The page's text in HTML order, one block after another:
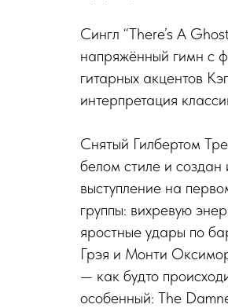
Сингл “There’s A
напряжённый гимн с
гитарных акцентов
интерпретация
Снятый Гилбертом
белом стиле и
выступление на
группы: вихревую
яростные удары по
Грэя и Монти
— как будто
особенный: The